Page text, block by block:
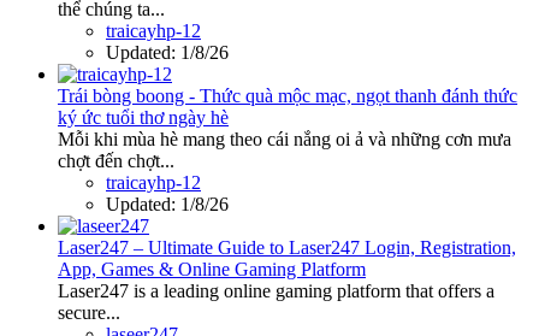
thể chúng ta...
traicayhp-12
Updated: 1/8/26
Trái bòng boong - Thức quà mộc mạc, ngọt thanh đánh thức
ký ức tuổi thơ ngày hè
Mỗi khi mùa hè mang theo cái nắng oi ả và những cơn mưa
chợt đến chợt...
traicayhp-12
Updated: 1/8/26
Laser247 – Ultimate Guide to Laser247 Login, Registration,
App, Games & Online Gaming Platform
Laser247 is a leading online gaming platform that offers a
secure...